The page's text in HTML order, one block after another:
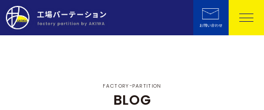
FACTORY-PARTITION
BLOG